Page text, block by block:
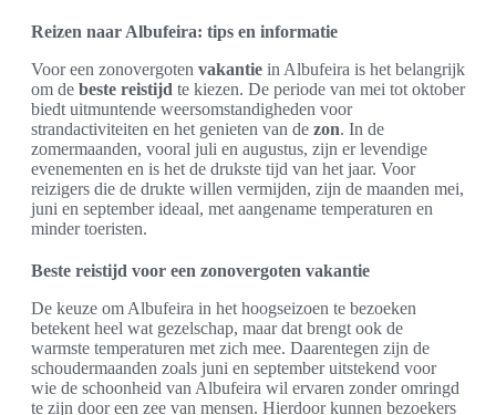
Reizen naar Albufeira: tips en informatie
Voor een zonovergoten vakantie in Albufeira is het belangrijk
om de beste reistijd te kiezen. De periode van mei tot oktober
biedt uitmuntende weersomstandigheden voor
strandactiviteiten en het genieten van de zon. In de
zomermaanden, vooral juli en augustus, zijn er levendige
evenementen en is het de drukste tijd van het jaar. Voor
reizigers die de drukte willen vermijden, zijn de maanden mei,
juni en september ideaal, met aangename temperaturen en
minder toeristen.
Beste reistijd voor een zonovergoten vakantie
De keuze om Albufeira in het hoogseizoen te bezoeken
betekent heel wat gezelschap, maar dat brengt ook de
warmste temperaturen met zich mee. Daarentegen zijn de
schoudermaanden zoals juni en september uitstekend voor
wie de schoonheid van Albufeira wil ervaren zonder omringd
te zijn door een zee van mensen. Hierdoor kunnen bezoekers